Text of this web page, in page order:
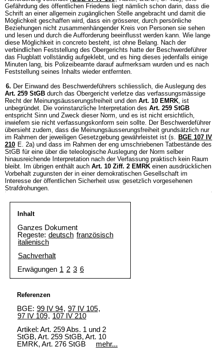
Gefährdung des öffentlichen Friedens liegt nämlich schon darin, dass die
Schrift an einer allgemein zugänglichen Stelle angebracht und damit die
Möglichkeit geschaffen wird, dass ein grösserer, durch persönliche
Beziehungen nicht zusammenhängender Kreis von Personen sie sehen
und lesen und durch die Aufforderung beeinflusst werden kann. Wie lange
diese Möglichkeit in concreto besteht, ist ohne Belang. Nach der
verbindlichen Feststellung des Obergerichts hatte der Beschwerdeführer
das Flugblatt vollständig aufgeklebt, und es hing dieses jedenfalls einige
Minuten lang, bis Polizeibeamte darauf aufmerksam wurden und es nach
Feststellung seines Inhalts wieder entfernten.
6. Der Einwand des Beschwerdeführers schliesslich, die Auslegung des
Art. 259 StGB durch das Obergericht verletze das verfassungsmässige
Recht der Meinungsäusserungsfreiheit und den Art. 10 EMRK, ist
unbegründet. Die vorinstanzliche Interpretation des Art. 259 StGB
entspricht Sinn und Zweck dieser Norm, und es ist nicht ersichtlich,
inwiefern sie nicht verfassungskonform sein sollte. Der Beschwerdeführer
übersieht zudem, dass die Meinungsäusserungsfreiheit grundsätzlich nur
im Rahmen der jeweiligen Gesetzgebung gewährleistet ist (s. BGE 107 IV
210 E. 2a) und dass im Rahmen der eng umschriebenen Tatbestände des
StGB für eine über die teleologische Auslegung der Norm selber
hinausreichende Interpretation nach der Verfassung praktisch kein Raum
bleibt. Im übrigen enthält auch Art. 10 Ziff. 2 EMRK einen ausdrücklichen
Vorbehalt zugunsten der in einer demokratischen Gesellschaft im
Interesse der öffentlichen Sicherheit usw. gesetzlich vorgesehenen
Strafdrohungen.
Inhalt
Ganzes Dokument
Regeste: deutsch französisch
italienisch
Sachverhalt
Erwägungen 1 2 3 6
Referenzen
BGE: 99 IV 94, 97 IV 105,
97 IV 109, 107 IV 210
Artikel: Art. 259 Abs. 1 und 2
StGB, Art. 259 StGB, Art. 10
EMRK, Art. 276 StGB
mehr...